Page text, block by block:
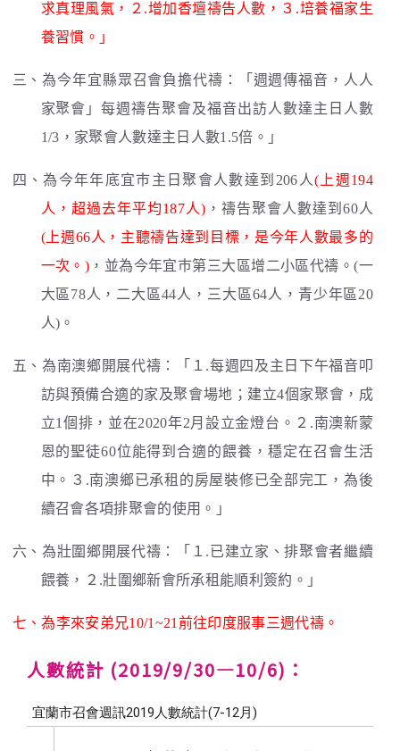
求真理風氣，２.增加香壇禱告人數，３.培養福家生
養習慣。」
三、為今年宜縣眾召會負擔代禱：「週週傳福音，人人
家聚會」每週禱告聚會及福音出訪人數達主日人數
1/3，家聚會人數達主日人數1.5倍。」
四、為今年年底宜巿主日聚會人數達到206人(上週194
人，超過去年平均187人) ，禱告聚會人數達到60人
(上週66人，主聽禱告達到目標，是今年人數最多的
一次。) ，並為今年宜巿第三大區增二小區代禱。(一
大區78人，二大區44人，三大區64人，青少年區20
人)。
五、為南澳鄉開展代禱：「１.每週四及主日下午福音叩
訪與預備合適的家及聚會場地；建立4個家聚會，成
立1個排，並在2020年2月設立金燈台。２.南澳新蒙
恩的聖徒60位能得到合適的餵養，穩定在召會生活
中。３.南澳鄉已承租的房屋裝修已全部完工，為後
續召會各項排聚會的使用。」
六、為壯圍鄉開展代禱：「１.已建立家、排聚會者繼續
餵養，２.壯圍鄉新會所承租能順利簽約。」
七、為李來安弟兄10/1~21前往印度服事三週代禱。
人數統計 (2019/9/30—10/6)：